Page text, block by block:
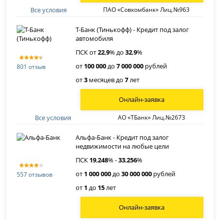
Все условия ПАО «Совкомбанк» Лиц.№963
801 отзыв
Т-Банк (Тинькофф) - Кредит под залог
автомобиля
ПСК от22,9% до32,9%
от 100 000до7 000 000 рублей
от3 месяцев до7лет
Все условия АО «ТБанк» Лиц.№2673
Онлайн-заявка
557 отзывов
Альфа-Банк - Кредит под залог
недвижимости на любые цели
ПСК 19,248% -33,256%
от 1 000 000до30 000 000 рублей
от 1 до 15лет
Онлайн-заявка